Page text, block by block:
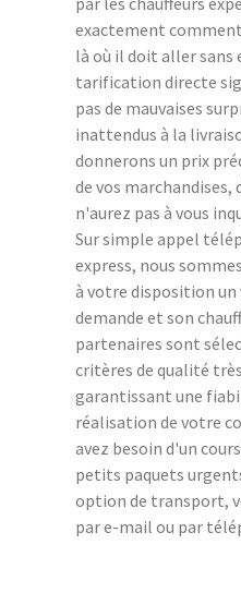
exactement
là où il doit aller sans
tarification directe
pas de mauvaises
inattendus à la
donnerons un prix
de vos marchandises,
n'aurez pas à vous
Sur simple appel
express, nous
à votre disposition un
demande et son
partenaires sont
critères de qualité
garantissant une
réalisation de votre
avez besoin d'un
petits paquets
option de transport,
par e-mail ou par